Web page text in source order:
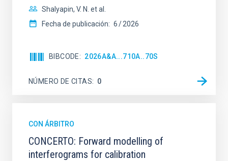
Shalyapin, V. N. et al.
Fecha de publicación: 6 2026
BIBCODE 2026A&A...710A..70S
NÚMERO DE CITAS 0
CON ÁRBITRO
CONCERTO: Forward modelling of
interferograms for calibration